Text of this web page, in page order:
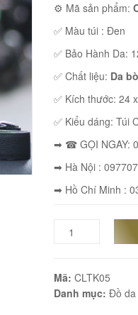
⚙ Mã sản phẩm:
✅ Màu túi : Đen
✅ Bảo Hành Da:
✅ Chất liệu: Da
✅ Kích thước: 24
✅ Kiểu dáng: Túi
➡ ☎ GỌI NGAY:
➡ Hà Nội :
➡ Hồ Chí Minh :
clutch
Mã: CLTK05
Danh mục: Đồ da